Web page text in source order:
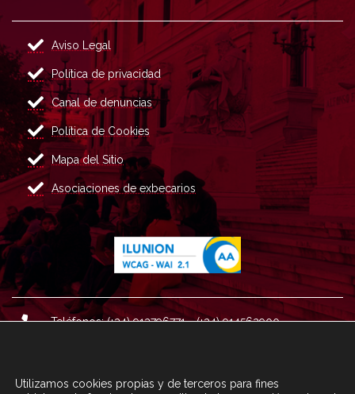
Aviso Legal
Política de privacidad
Canal de denuncias
Política de Cookies
Mapa del Sitio
Asociaciones de exbecarios
Teléfonos: (+34) 913796771 - (+34) 914562900
Correo : informacion@fundacioncarolina.es
Utilizamos cookies propias y de terceros para fines